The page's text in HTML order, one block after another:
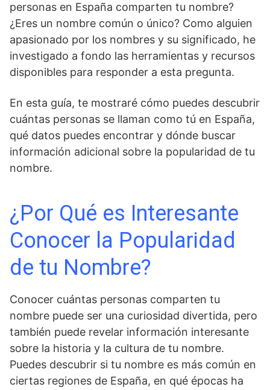
personas en España comparten tu nombre?
¿Eres un nombre común o único? Como alguien
apasionado por los nombres y su significado, he
investigado a fondo las herramientas y recursos
disponibles para responder a esta pregunta.
En esta guía, te mostraré cómo puedes descubrir
cuántas personas se llaman como tú en España,
qué datos puedes encontrar y dónde buscar
información adicional sobre la popularidad de tu
nombre.
¿Por Qué es Interesante
Conocer la Popularidad
de tu Nombre?
Conocer cuántas personas comparten tu
nombre puede ser una curiosidad divertida, pero
también puede revelar información interesante
sobre la historia y la cultura de tu nombre.
Puedes descubrir si tu nombre es más común en
ciertas regiones de España, en qué épocas ha